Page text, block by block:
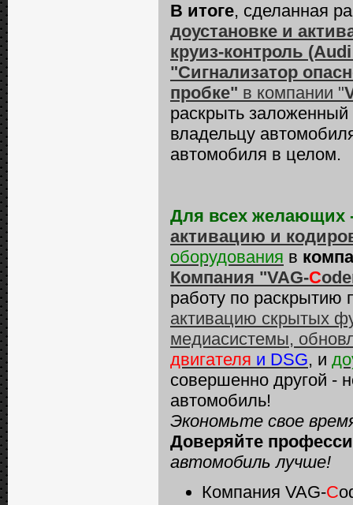
В итоге, сделанная
доустановке и
круиз-контроль
"Сигнализатор
пробке" в компании "
раскрыть
владельцу
автомобиля в целом.
Для всех
активацию и
оборудования в
Компания "VAG-C
работу по
активацию скрытых
медиасистемы,
двигателя и DSG, и
совершенно другой -
автомобиль!
Экономьте свое
Доверяйте
автомобиль лучше!
Компания VAG-C